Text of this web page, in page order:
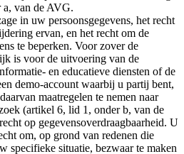
van de AVG.
in uw persoonsgegevens, het recht
ervan, en het recht om de
te beperken. Voor zover de
is voor de uitvoering van de
en educatieve diensten of de
demo-account waarbij u partij bent,
maatregelen te nemen naar
(artikel 6, lid 1, onder b, van de
op gegevensoverdraagbaarheid. U
om, op grond van redenen die
specifieke situatie, bezwaar te maken